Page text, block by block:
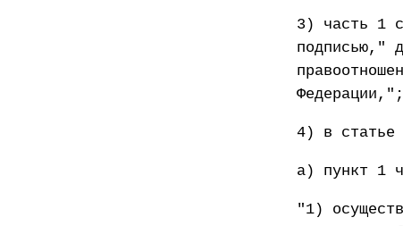
3) часть 1
подписью,"
Федерации,";
4) в статье
а) пункт 1
"1)